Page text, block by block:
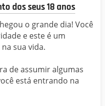
dos seus 18 anos
o grande dia! Você
e este é um
sua vida.
de assumir algumas
está entrando na